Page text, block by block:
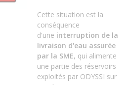
Cette situation est la
conséquence
d'une interruption de la
livraison d'eau assurée
par la SME, qui alimente
une partie des réservoirs
exploités par ODYSSI sur